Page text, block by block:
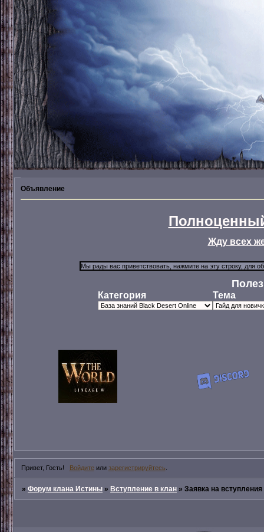
Объявление
Жду всех
Категория Тема
Привет, Гость! Войдитеили зарегистрируйтесь
»Форум клана Истины »Вступление в клан »Заявка на вступления